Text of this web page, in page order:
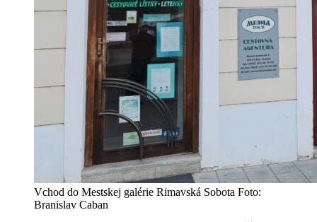
Vchod do Mestskej galérie Rimavská Sobota Foto:
Branislav Caban